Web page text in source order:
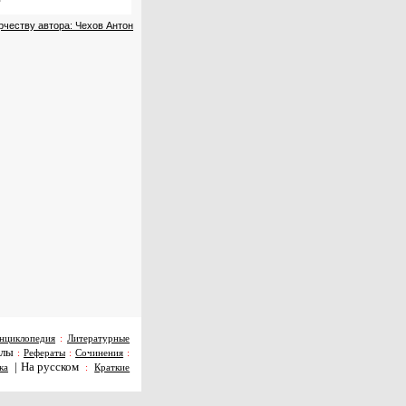
автора: Чехов Антон
: Литературные
: Рефераты:Сочинения :
| На русском :Краткие